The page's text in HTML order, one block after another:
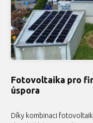
Fotovoltaika pro
úspora
Díky kombinaci